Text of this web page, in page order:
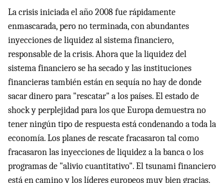
La crisis iniciada el año 2008 fue rápidamente
enmascarada, pero no terminada, con abundantes
inyecciones de liquidez al sistema financiero,
responsable de la crisis. Ahora que la liquidez del
sistema financiero se ha secado y las instituciones
financieras también están en sequía no hay de donde
sacar dinero para "rescatar" a los países. El estado de
shock y perplejidad para los que Europa demuestra no
tener ningún tipo de respuesta está condenando a toda la
economía. Los planes de rescate fracasaron tal como
fracasaron las inyecciones de liquidez a la banca o los
programas de "alivio cuantitativo". El tsunami financiero
está en camino y los líderes europeos muy bien gracias.